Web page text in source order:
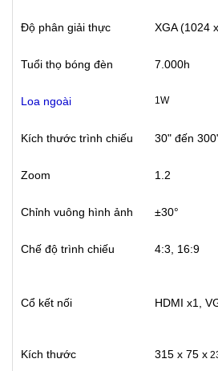
Độ phân giải thực XGA (1024
Tuổi thọ bóng đèn 7.000h
Loa ngoài 1W
Kích thước trình chiếu 30" đến
Zoom 1.2
Chỉnh vuông hình ảnh ±30°
Chế độ trình chiếu 4:3, 16:9
Cổ kết nối HDMI x1,
Kích thước 315 x 75 x